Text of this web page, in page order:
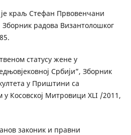
краљ Стефан Првовенчани
радова Византолошког
статусу жене у
Србији”, Зборник
у Приштини са
Косовској Митровици XLI /2011,
законик и правни